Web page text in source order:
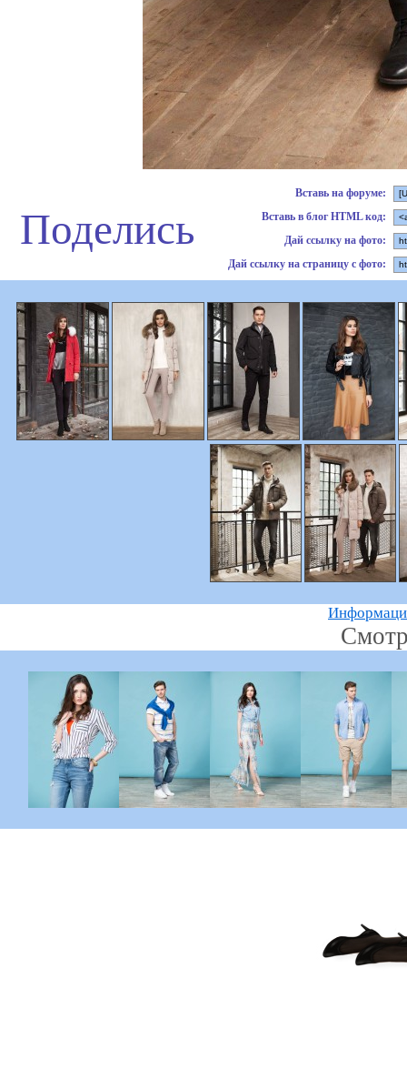
Поделись
Вставь на форуме:
Вставь в блог HTML код:
Дай ссылку на фото:
Дай ссылку на страницу с фото: